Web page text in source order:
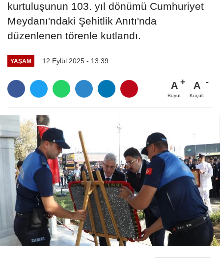
kurtuluşunun 103. yıl dönümü Cumhuriyet
Meydanı'ndaki Şehitlik Anıtı'nda
düzenlenen törenle kutlandı.
YAŞAM 12 Eylül 2025 - 13:39
A
Büyüt
A
Küçült